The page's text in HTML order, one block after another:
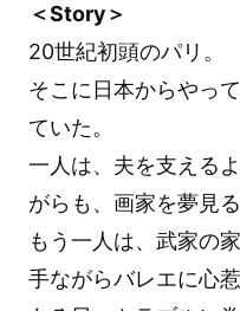
＜Story＞
20世紀初頭のパリ。
そこに日本からやっ
ていた。
一人は、夫を支える
がらも、画家を夢見る
もう一人は、武家の
手ながらバレエに心